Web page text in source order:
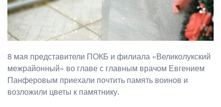
8 мая представители ПОКБ и филиала «Великолукский
межрайонный» во главе с главным врачом Евгением
Панферовым приехали почтить память воинов и
возложили цветы к памятнику.